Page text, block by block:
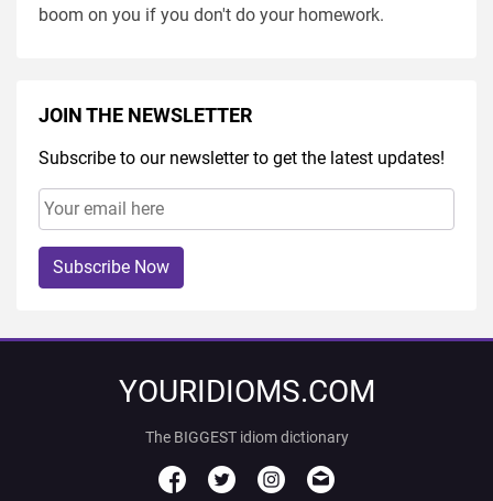
boom on you if you don't do your homework.
JOIN THE NEWSLETTER
Subscribe to our newsletter to get the latest updates!
Subscribe Now
YOURIDIOMS.COM
The BIGGEST idiom dictionary